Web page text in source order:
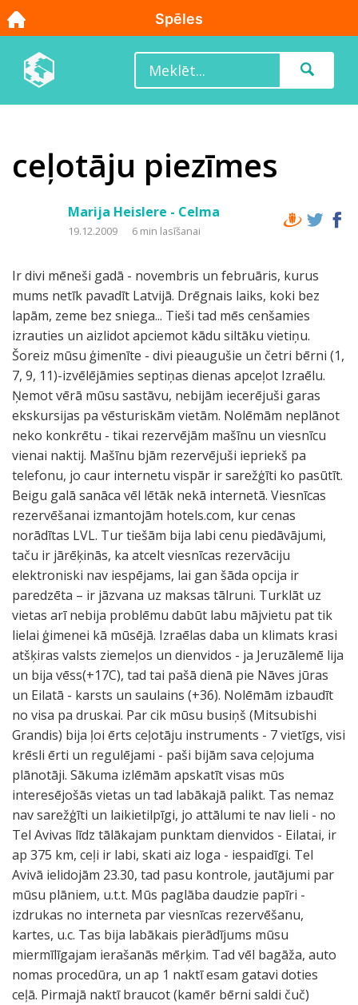
ceļotāju piezīmes
Marija Heislere - Celma
19.12.2009 6 min lasīšanai
Ir divi mēneši gadā - novembris un februāris, kurus
mums netīk pavadīt Latvijā. Drēgnais laiks, koki bez
lapām, zeme bez sniega... Tieši tad mēs cenšamies
izrauties un aizlidot apciemot kādu siltāku vietiņu.
Šoreiz mūsu ģimenīte - divi pieaugušie un četri bērni (1,
7, 9, 11)-izvēlējāmies septiņas dienas apceļot Izraēlu.
Ņemot vērā mūsu sastāvu, nebijām iecerējuši garas
ekskursijas pa vēsturiskām vietām. Nolēmām neplānot
neko konkrētu - tikai rezervējām mašīnu un viesnīcu
vienai naktij. Mašīnu bjām rezervējuši iepriekš pa
telefonu, jo caur internetu vispār ir sarežģīti ko pasūtīt.
Beigu galā sanāca vēl lētāk nekā internetā. Viesnīcas
rezervēšanai izmantojām hotels.com, kur cenas
norādītas LVL. Tur tiešām bija labi cenu piedāvājumi,
taču ir jārēķinās, ka atcelt viesnīcas rezervāciju
elektroniski nav iespējams, lai gan šāda opcija ir
paredzēta – ir jāzvana uz maksas tālruni. Turklāt uz
vietas arī nebija problēmu dabūt labu mājvietu pat tik
lielai ģimenei kā mūsējā. Izraēlas daba un klimats krasi
atšķiras valsts ziemeļos un dienvidos - ja Jeruzālemē lija
un bija vēss(+17C), tad tai pašā dienā pie Nāves jūras
un Eilatā - karsts un saulains (+36). Nolēmām izbaudīt
no visa pa druskai. Par cik mūsu busiņš (Mitsubishi
Grandis) bija ļoi ērts ceļotāju instruments - 7 vietīgs, visi
krēsli ērti un regulējami - paši bijām sava ceļojuma
plānotāji. Sākuma izlēmām apskatīt visas mūs
interesējošās vietas un tad labākajā palikt. Tas nemaz
nav sarežģīti un laikietilpīgi, jo attālumi te nav lieli - no
Tel Avivas līdz tālākajam punktam dienvidos - Eilatai, ir
ap 375 km, ceļi ir labi, skati aiz loga - iespaidīgi. Tel
Avivā ielidojām 23.30, tad pasu kontrole, jautājumi par
mūsu plāniem, u.t.t. Mūs paglāba daudzie papīri -
izdrukas no interneta par viesnīcas rezervēšanu,
kartes, u.c. Tas bija labākais pierādījums mūsu
miermīlīgajam ierašanās mērķim. Tad vēl bagāža, auto
nomas procedūra, un ap 1 naktī esam gatavi doties
ceļā. Pirmajā naktī braucot (kamēr bērni saldi čuč)